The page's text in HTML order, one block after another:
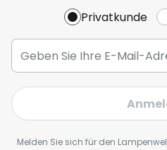
Privatkunde
Melden Sie sich für den